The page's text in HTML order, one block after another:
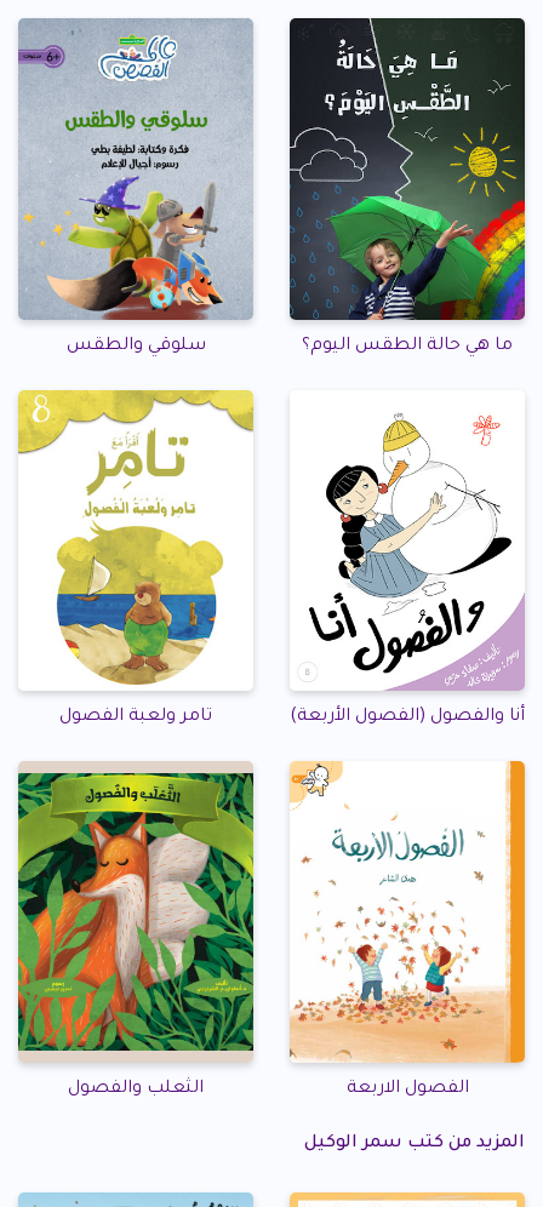
ما هي حالة الطقس اليوم؟ سلوقي والطقس
أنا والفصول (الفصول الأربعة) تامر ولعبة الفصول
الفصول الاربعة الثعلب والفصول
المزيد من كتب سمر الوكيل